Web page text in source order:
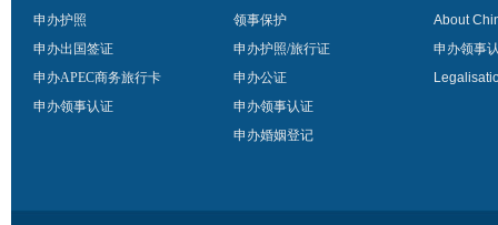
申办护照
申办出国签证
申办APEC商务旅行卡
申办领事认证
领事保护
申办护照/旅行证
申办公证
申办领事认证
申办婚姻登记
About
申办领事